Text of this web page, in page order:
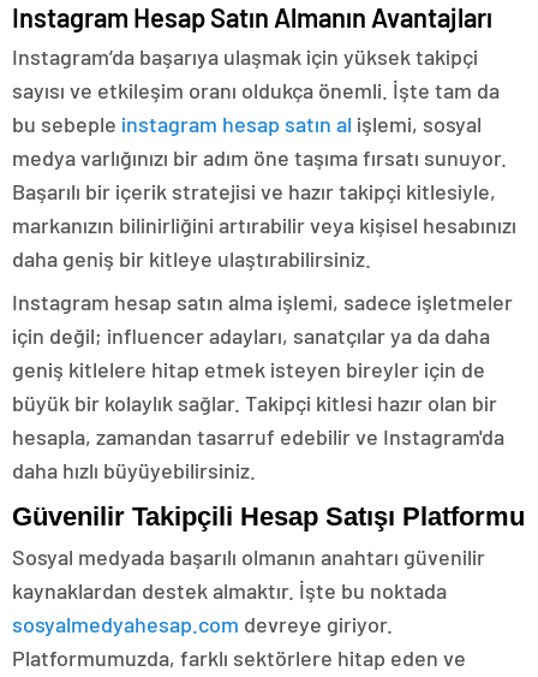
Instagram Hesap Satın Almanın Avantajları
Instagram’da başarıya ulaşmak için yüksek takipçi
sayısı ve etkileşim oranı oldukça önemli. İşte tam da
bu sebeple instagram hesap satın al işlemi, sosyal
medya varlığınızı bir adım öne taşıma fırsatı sunuyor.
Başarılı bir içerik stratejisi ve hazır takipçi kitlesiyle,
markanızın bilinirliğini artırabilir veya kişisel hesabınızı
daha geniş bir kitleye ulaştırabilirsiniz.
Instagram hesap satın alma işlemi, sadece işletmeler
için değil; influencer adayları, sanatçılar ya da daha
geniş kitlelere hitap etmek isteyen bireyler için de
büyük bir kolaylık sağlar. Takipçi kitlesi hazır olan bir
hesapla, zamandan tasarruf edebilir ve Instagram'da
daha hızlı büyüyebilirsiniz.
Güvenilir Takipçili Hesap Satışı Platformu
Sosyal medyada başarılı olmanın anahtarı güvenilir
kaynaklardan destek almaktır. İşte bu noktada
sosyalmedyahesap.com devreye giriyor.
Platformumuzda, farklı sektörlere hitap eden ve